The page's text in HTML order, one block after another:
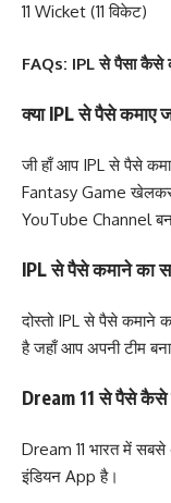
11 Wicket (11 विकेट)
FAQs: IPL से पैसा कैसे
क्या IPL से पैसे कमाए
जी हाँ आप IPL से पैसे
Fantasy Game
YouTube Channel
IPL से पैसे कमाने का
दोस्तो IPL से पैसे कमाने
है जहाँ आप अपनी टीम
Dream 11 से पैसे कैसे
Dream 11 भारत में
इंडियन App है।